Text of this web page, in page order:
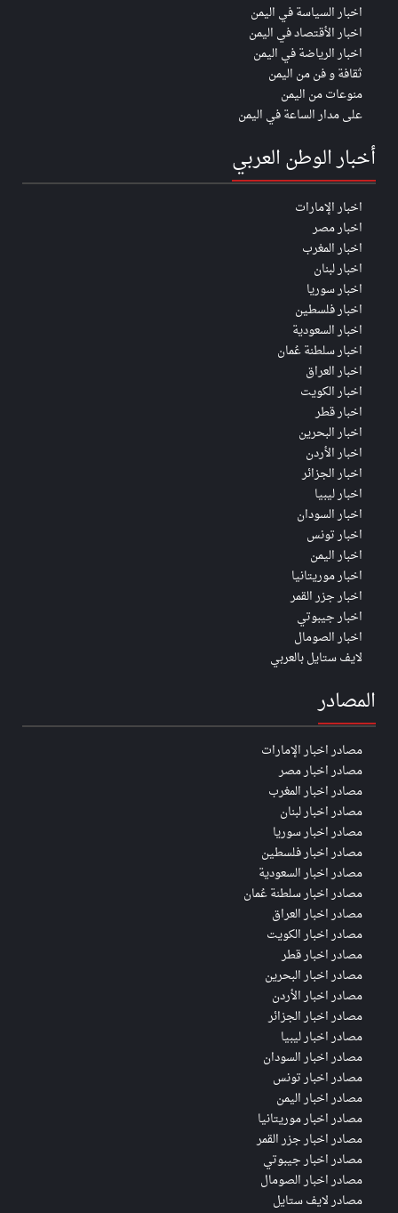
اخبار السياسة في اليمن
اخبار الأقتصاد في اليمن
اخبار الرياضة في اليمن
ثقافة و فن من اليمن
منوعات من اليمن
على مدار الساعة في اليمن
أخبار الوطن العربي
اخبار الإمارات
اخبار مصر
اخبار المغرب
اخبار لبنان
اخبار سوريا
اخبار فلسطين
اخبار السعودية
اخبار سلطنة عُمان
اخبار العراق
اخبار الكويت
اخبار قطر
اخبار البحرين
اخبار الأردن
اخبار الجزائر
اخبار ليبيا
اخبار السودان
اخبار تونس
اخبار اليمن
اخبار موريتانيا
اخبار جزر القمر
اخبار جيبوتي
اخبار الصومال
لايف ستايل بالعربي
المصادر
مصادر اخبار الإمارات
مصادر اخبار مصر
مصادر اخبار المغرب
مصادر اخبار لبنان
مصادر اخبار سوريا
مصادر اخبار فلسطين
مصادر اخبار السعودية
مصادر اخبار سلطنة عُمان
مصادر اخبار العراق
مصادر اخبار الكويت
مصادر اخبار قطر
مصادر اخبار البحرين
مصادر اخبار الأردن
مصادر اخبار الجزائر
مصادر اخبار ليبيا
مصادر اخبار السودان
مصادر اخبار تونس
مصادر اخبار اليمن
مصادر اخبار موريتانيا
مصادر اخبار جزر القمر
مصادر اخبار جيبوتي
مصادر اخبار الصومال
مصادر لايف ستايل